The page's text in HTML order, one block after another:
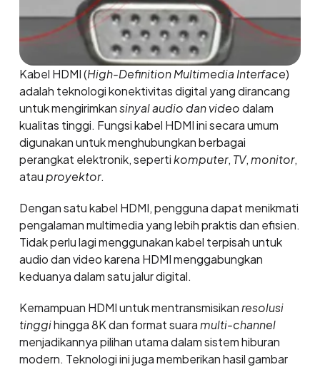
Kabel HDMI (High-Definition Multimedia Interface)
adalah teknologi konektivitas digital yang dirancang
untuk mengirimkansinyal audio dan videodalam
kualitas tinggi. Fungsi kabel HDMI ini secara umum
digunakan untuk menghubungkan berbagai
perangkat elektronik, sepertikomputer, TV,monitor,
atauproyektor.
Dengan satu kabel HDMI, pengguna dapat menikmati
pengalaman multimedia yang lebih praktis dan efisien.
Tidak perlu lagi menggunakan kabel terpisah untuk
audio dan video karena HDMI menggabungkan
keduanya dalam satu jalur digital.
Kemampuan HDMI untuk mentransmisikanresolusi
tinggihingga 8K dan format suaramulti-channel
menjadikannya pilihan utama dalam sistem hiburan
modern. Teknologi ini juga memberikan hasil gambar